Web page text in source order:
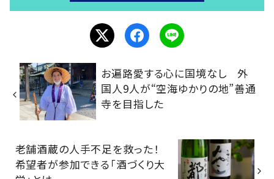
お遍路愛する心に国境なし 外
国人9人が“空海ゆかりの地”善通
寺を目指した
老舗酒蔵の人手不足を救った！
希望者が参加できる「酒づくり大